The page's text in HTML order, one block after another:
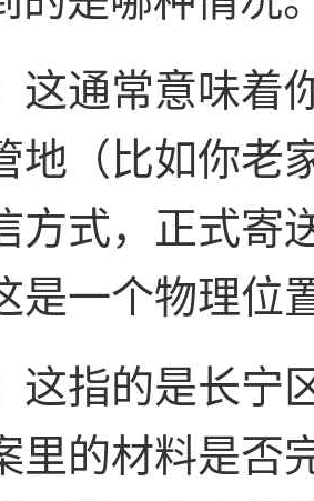
这通常意味着
地（比如你老
方式，正式寄
是一个物理位
这指的是长宁
里的材料是否